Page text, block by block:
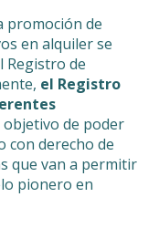
promoción de
en alquiler se
Registro de
el Registro
objetivo de poder
con derecho de
que van a permitir
pionero en